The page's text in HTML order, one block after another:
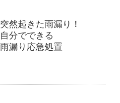
突然起きた雨漏り！
自分でできる
雨漏り応急処置